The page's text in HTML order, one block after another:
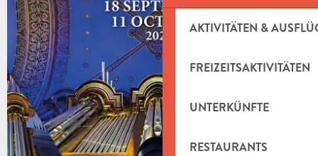
AKTIVITÄTEN &
FREIZEITSAKTIVITÄTEN
UNTERKÜNFTE
RESTAURANTS